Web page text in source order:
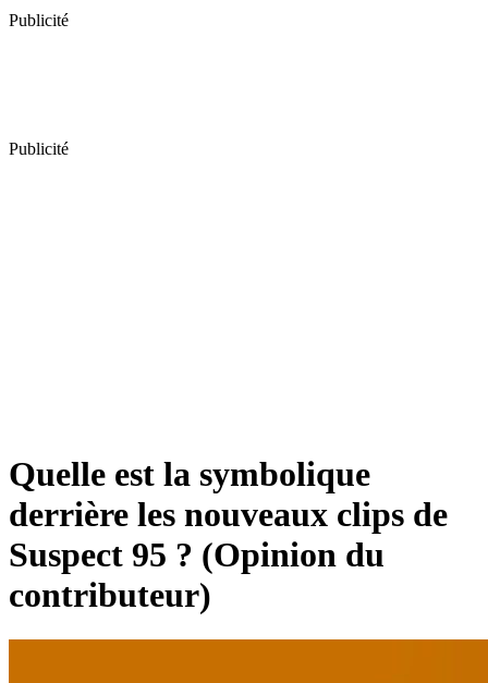
Publicité
Publicité
Quelle est la symbolique
derrière les nouveaux clips de
Suspect 95 ? (Opinion du
contributeur)